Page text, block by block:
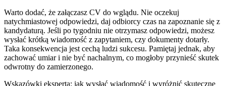
Warto dodać, że załączasz CV do wglądu. Nie oczekuj
natychmiastowej odpowiedzi, daj odbiorcy czas na zapoznanie się z
kandydaturą. Jeśli po tygodniu nie otrzymasz odpowiedzi, możesz
wysłać krótką wiadomość z zapytaniem, czy dokumenty dotarły.
Taka konsekwencja jest cechą ludzi sukcesu. Pamiętaj jednak, aby
zachować umiar i nie być nachalnym, co mogłoby przynieść skutek
odwrotny do zamierzonego.
Wskazówki eksperta: jak wysłać wiadomość i wyróżnić skuteczne